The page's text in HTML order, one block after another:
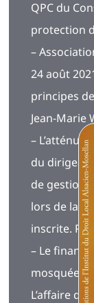
QPC du
protection
–
24 août
principes
Jean-Marie
–
du
de gestion
lors de la
inscrite. Par
– Le
mosquées
L’affaire